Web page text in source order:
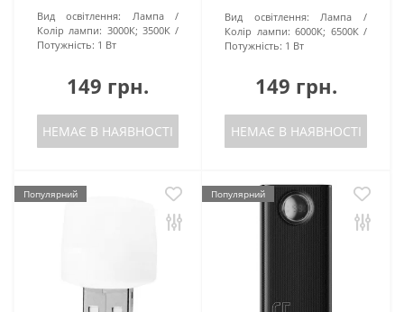
Вид освітлення:
Лампа
Колір лампи: 3000К; 3500К
Потужність: 1 Вт
149 грн.
НЕМАЄ В НАЯВНОСТІ
Вид освітлення:
Лампа
Колір лампи: 6000К; 6500К
Потужність: 1 Вт
149 грн.
НЕМАЄ В НАЯВНОСТІ
Популярний Популярний